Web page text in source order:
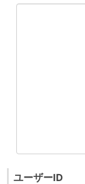
ユーザーID